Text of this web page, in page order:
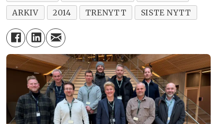
ARKIV
2014 TRENYTT SISTE NYTT